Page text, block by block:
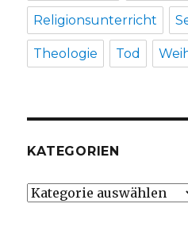
Religionsunterricht
Theologie Tod
KATEGORIEN
Kategorien